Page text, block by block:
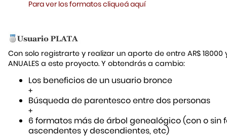
Para ver los formatos cliqueá aquí
Con solo registrarte y realizar un aporte de entre AR$ 18000
ANUALES a este proyecto. Y obtendrás a cambio:
Los beneficios de un usuario bronce
+
Búsqueda de parentesco entre dos personas
+
6 formatos más de árbol genealógico (con o sin
ascendentes y descendientes, etc)